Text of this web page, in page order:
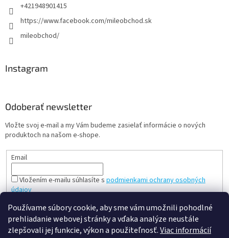
Používame súbory cookie, aby sme vám umožnili pohodlné
prehliadanie webovej stránky a vďaka analýze neustále
zlepšovali jej funkcie, výkon a použiteľnosť.Viac informácií
+421948901415
https://www.facebook.com/mileobchod.sk
mileobchod/
Instagram
Odoberať newsletter
Vložte svoj e-mail a my Vám budeme zasielať informácie o nových
produktoch na našom e-shope.
Email
Vložením e-mailu súhlasíte s podmienkami ochrany osobných
údajov
PRIHLÁSIŤ SA